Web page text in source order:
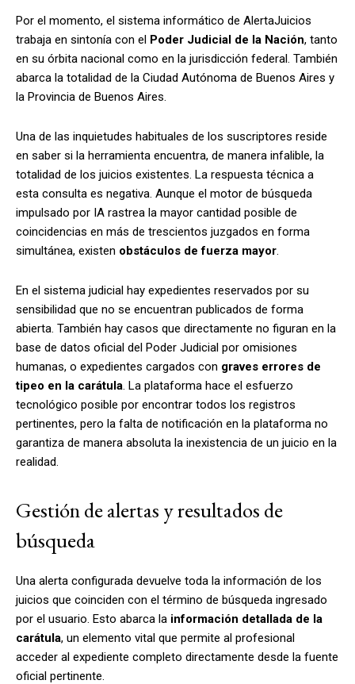
Por el momento, el sistema informático de AlertaJuicios
trabaja en sintonía con el Poder Judicial de la Nación, tanto
en su órbita nacional como en la jurisdicción federal. También
abarca la totalidad de la Ciudad Autónoma de Buenos Aires y
la Provincia de Buenos Aires.
Una de las inquietudes habituales de los suscriptores reside
en saber si la herramienta encuentra, de manera infalible, la
totalidad de los juicios existentes. La respuesta técnica a
esta consulta es negativa. Aunque el motor de búsqueda
impulsado por IA rastrea la mayor cantidad posible de
coincidencias en más de trescientos juzgados en forma
simultánea, existen obstáculos de fuerza mayor.
En el sistema judicial hay expedientes reservados por su
sensibilidad que no se encuentran publicados de forma
abierta. También hay casos que directamente no figuran en la
base de datos oficial del Poder Judicial por omisiones
humanas, o expedientes cargados con graves errores de
tipeo en la carátula. La plataforma hace el esfuerzo
tecnológico posible por encontrar todos los registros
pertinentes, pero la falta de notificación en la plataforma no
garantiza de manera absoluta la inexistencia de un juicio en la
realidad.
Gestión de alertas y resultados de
búsqueda
Una alerta configurada devuelve toda la información de los
juicios que coinciden con el término de búsqueda ingresado
por el usuario. Esto abarca la información detallada de la
carátula, un elemento vital que permite al profesional
acceder al expediente completo directamente desde la fuente
oficial pertinente.